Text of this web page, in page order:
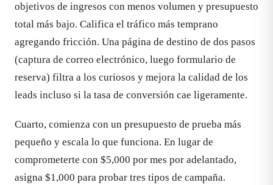
objetivos de ingresos con menos volumen y presupuesto
total más bajo. Califica el tráfico más temprano
agregando fricción. Una página de destino de dos pasos
(captura de correo electrónico, luego formulario de
reserva) filtra a los curiosos y mejora la calidad de los
leads incluso si la tasa de conversión cae ligeramente.
Cuarto, comienza con un presupuesto de prueba más
pequeño y escala lo que funciona. En lugar de
comprometerte con $5,000 por mes por adelantado,
asigna $1,000 para probar tres tipos de campaña.